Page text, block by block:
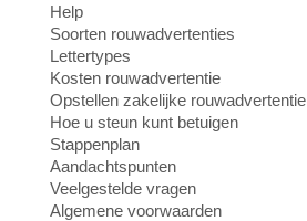
Help
Soorten rouwadvertenties
Lettertypes
Kosten rouwadvertentie
Opstellen zakelijke rouwadvertentie
Hoe u steun kunt betuigen
Stappenplan
Aandachtspunten
Veelgestelde vragen
Algemene voorwaarden